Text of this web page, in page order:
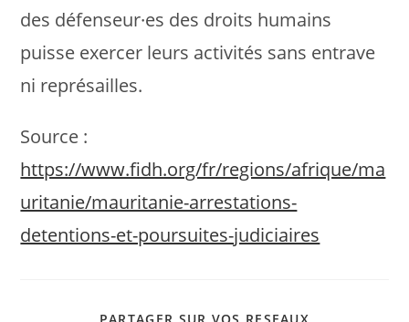
des défenseur·es des droits humains
puisse exercer leurs activités sans entrave
ni représailles.
Source :
https://www.fidh.org/fr/regions/afrique/ma
uritanie/mauritanie-arrestations-
detentions-et-poursuites-judiciaires